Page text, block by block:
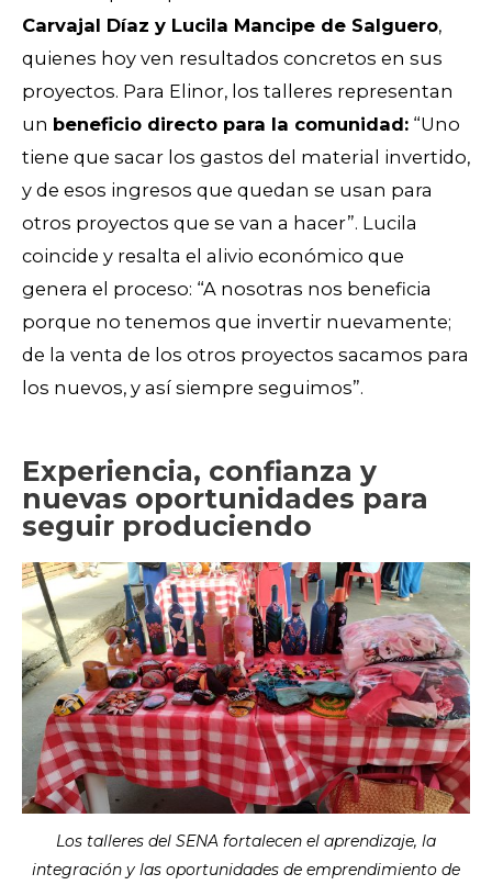
Carvajal Díaz y Lucila Mancipe de Salguero,
quienes hoy ven resultados concretos en sus
proyectos. Para Elinor, los talleres representan
un beneficio directo para la comunidad: “Uno
tiene que sacar los gastos del material invertido,
y de esos ingresos que quedan se usan para
otros proyectos que se van a hacer”. Lucila
coincide y resalta el alivio económico que
genera el proceso: “A nosotras nos beneficia
porque no tenemos que invertir nuevamente;
de la venta de los otros proyectos sacamos para
los nuevos, y así siempre seguimos”.
Experiencia, confianza y
nuevas oportunidades para
seguir produciendo
Los talleres del SENA fortalecen el aprendizaje, la
integración y las oportunidades de emprendimiento de